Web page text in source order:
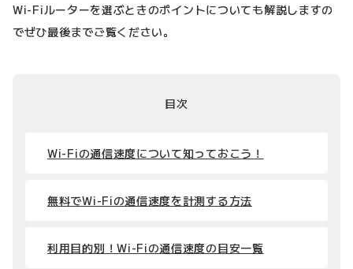
Wi-Fiルーターを選ぶときのポイントについても解説しますの
でぜひ最後までご覧ください。
目次
Wi-Fiの通信速度について知っておこう！
無料でWi-Fiの通信速度を計測する方法
利用目的別！Wi-Fiの通信速度の目安一覧